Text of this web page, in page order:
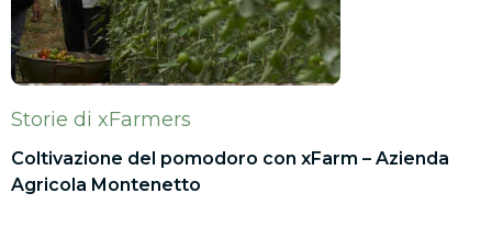
Storie di xFarmers
Coltivazione del pomodoro con xFarm – Azienda
Agricola Montenetto